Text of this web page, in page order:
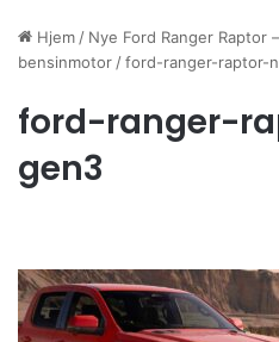
Hjem / Nye Ford Ranger Raptor
bensinmotor /ford-ranger-raptor-
ford-ranger-
gen3